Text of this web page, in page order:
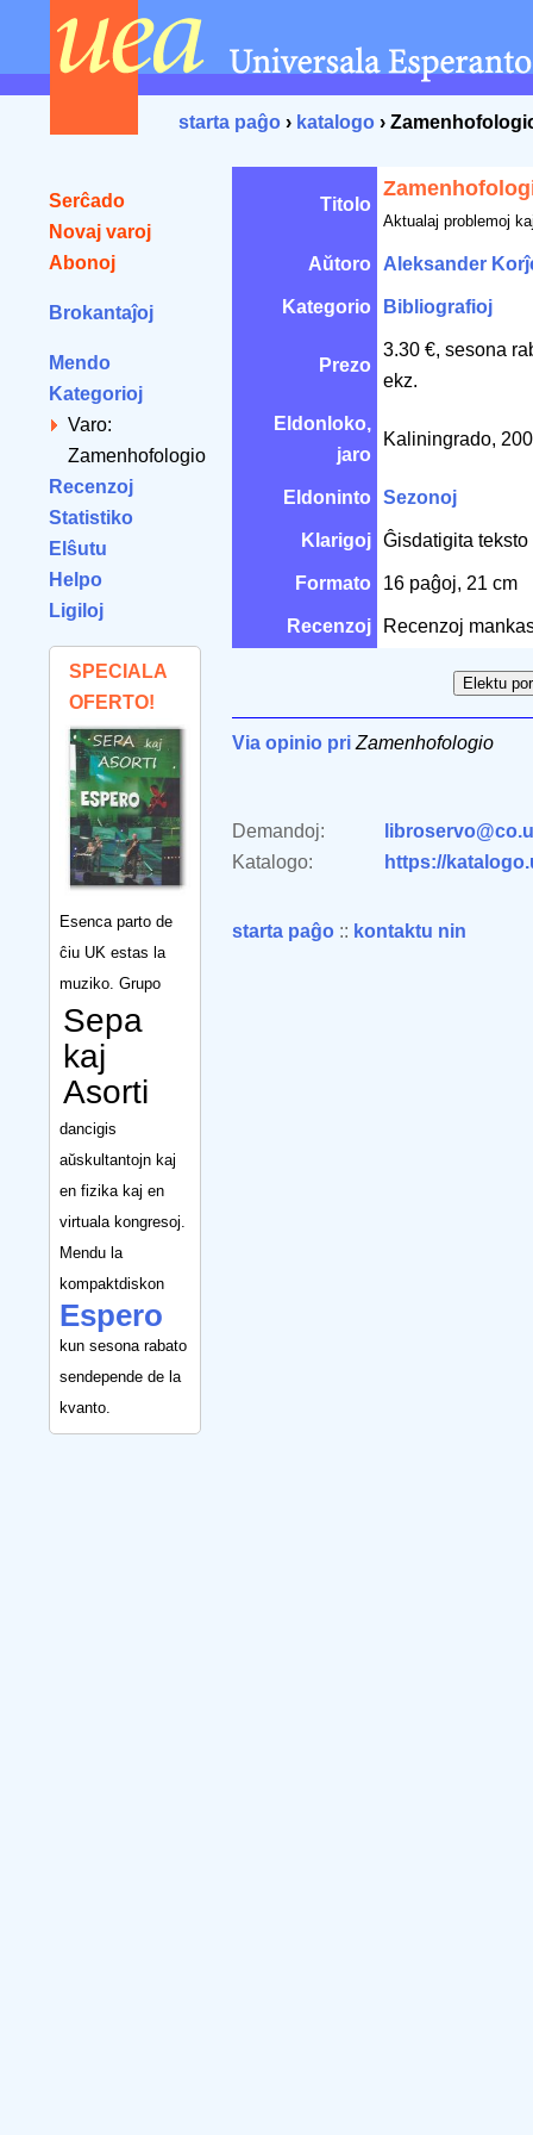
starta paĝo › katalogo ›
Serĉado
Novaj varoj
Abonoj
Brokantaĵoj
Mendo
Kategorioj
Varo:
Zamenhofologio
Recenzoj
Statistiko
Elŝutu
Helpo
Ligiloj
SPECIALA
OFERTO!
Esenca parto de
ĉiu UK estas la
muziko. Grupo
Sepa
kaj
Asorti
dancigis
aŭskultantojn kaj
en fizika kaj en
virtuala kongresoj.
Mendu la
kompaktdiskon
Espero
kun sesona rabato
sendepende de la
kvanto.
Titolo
Aktualaj problemoj
Aŭtoro Aleksander
Kategorio Bibliografioj
Prezo
3.30 €, sesona
ekz.
Eldonloko,
jaro
Kaliningrado,
Eldoninto Sezonoj
Klarigoj Ĝisdatigita
Formato 16 paĝoj, 21 cm
Recenzoj Recenzoj
Via opinio pri Zamenhofologio
Demandoj:
Katalogo:
https://
starta paĝo :: kontaktu nin